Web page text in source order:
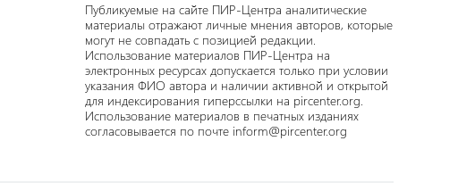
Публикуемые на сайте ПИР-Центра аналитические
материалы отражают личные мнения авторов, которые
могут не совпадать с позицией редакции.
Использование материалов ПИР-Центра на
электронных ресурсах допускается только при условии
указания ФИО автора и наличии активной и открытой
для индексирования гиперссылки на pircenter.org.
Использование материалов в печатных изданиях
согласовывается по почте inform@pircenter.org